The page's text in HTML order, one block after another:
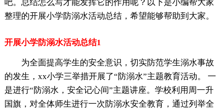
吧。总结怎么写才能发挥它的作用呢？以下是小编帮大家
整理的开展小学防溺水活动总结，希望能够帮助到大家。
开展小学防溺水活动总结1
为全面提高学生的安全意识，切实防范学生溺水事故
的发生，xx小学三举措开展了“防溺水”主题教育活动。 一
是进行“防溺水，安全记心间”主题讲座。学校利用周一升
国旗，对全体师生进行一次防溺水安全教育，通过列举全